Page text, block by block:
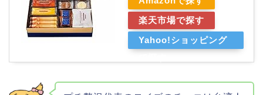
楽天市場で探す
Yahoo!ショッピング